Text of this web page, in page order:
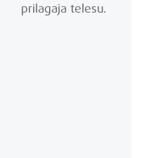
prilagaja telesu.